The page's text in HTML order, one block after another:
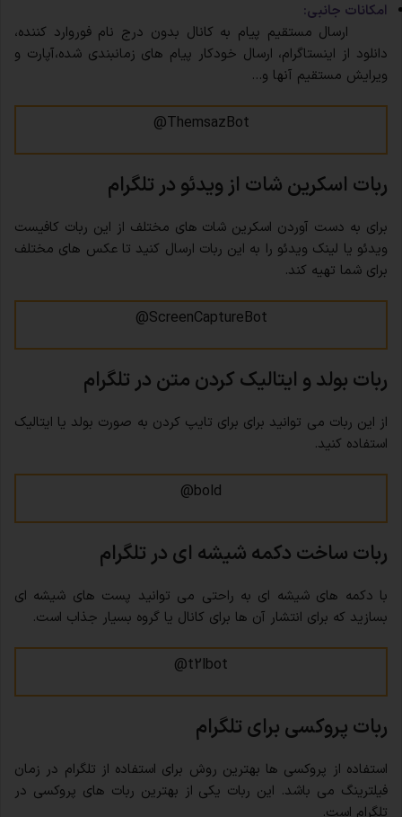
امکانات جانبی:
ارسال مستقیم پیام به کانال بدون درج نام فوروارد کننده،
دانلود از اینستاگرام، ارسال خودکار پیام های زمانبندی شده،آپارت و
ویرایش مستقیم آنها و…
ThemsazBot@
ربات اسکرین شات از ویدئو در تلگرام
برای به دست آوردن اسکرین شات های مختلف از این ربات کافیست
ویدئو یا لینک ویدئو را به این ربات ارسال کنید تا عکس های مختلف
برای شما تهیه کند.
ScreenCaptureBot@
ربات بولد و ایتالیک کردن متن در تلگرام
از این ربات می توانید برای برای تایپ کردن به صورت بولد یا ایتالیک
استفاده کنید.
bold@
ربات ساخت دکمه شیشه ای در تلگرام
با دکمه های شیشه ای به راحتی می توانید پست های شیشه ای
بسازید که برای انتشار آن ها برای کانال یا گروه بسیار جذاب است.
t2lbot@
ربات پروکسی برای تلگرام
استفاده از پروکسی ها بهترین روش برای استفاده از تلگرام در زمان
فیلترینگ می باشد. این ربات یکی از بهترین ربات های پروکسی در